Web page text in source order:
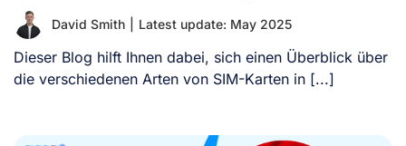
David Smith Latest update: May 2025
Dieser Blog hilft Ihnen dabei, sich einen Überblick über
die verschiedenen Arten von SIM-Karten in [...]